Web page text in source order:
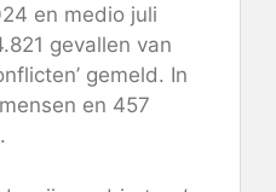
en medio juli
gevallen van
gemeld. In
en 457